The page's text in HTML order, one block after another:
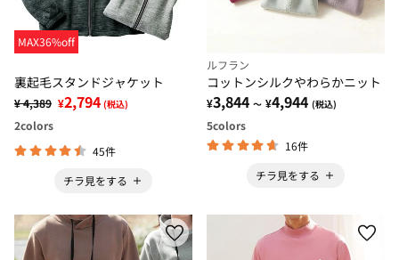
MAX36%off
裏起毛スタンドジャケット
¥ 4,389 ¥2,794 (税込)
2colors
45件
チラ見をする
ルフラン
コットンシルクやわらかニット
¥3,844 ～ ¥4,944 (税込)
5colors
16件
チラ見をする